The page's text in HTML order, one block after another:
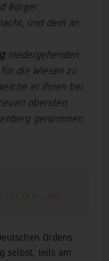
Bürger
und dem an
niedergehenden
die Wiesen zu
er ihnen bei
obersten
genommen
Urk. 49 Nr. 2326
Ordens
selbst, teils am